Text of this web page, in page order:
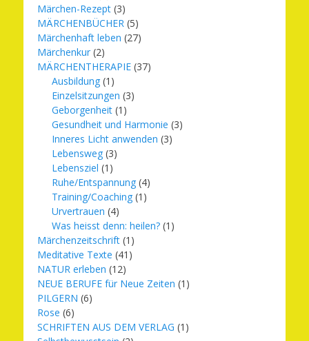
Märchen-Rezept (3)
MÄRCHENBÜCHER (5)
Märchenhaft leben (27)
Märchenkur (2)
MÄRCHENTHERAPIE (37)
Ausbildung (1)
Einzelsitzungen (3)
Geborgenheit (1)
Gesundheit und Harmonie (3)
Inneres Licht anwenden (3)
Lebensweg (3)
Lebensziel (1)
Ruhe/Entspannung (4)
Training/Coaching (1)
Urvertrauen (4)
Was heisst denn: heilen? (1)
Märchenzeitschrift (1)
Meditative Texte (41)
NATUR erleben (12)
NEUE BERUFE für Neue Zeiten (1)
PILGERN (6)
Rose (6)
SCHRIFTEN AUS DEM VERLAG (1)